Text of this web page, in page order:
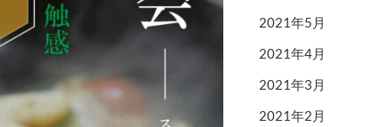
2021年5月
2021年4月
2021年3月
2021年2月